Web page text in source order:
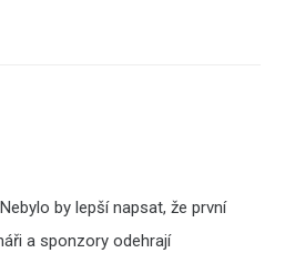
by lepší napsat, že první
a sponzory odehrají